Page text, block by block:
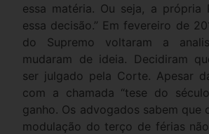
essa matéria. Ou seja, a própria
essa decisão.” Em fevereiro de
do Supremo voltaram a
mudaram de ideia. Decidiram
ser julgado pela Corte. Apesar
com a chamada “tese do
ganho. Os advogados sabem que
modulação do terço de férias